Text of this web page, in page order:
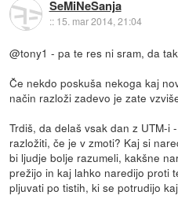
SeMiNeSanja
:: 15. mar 2014, 21:04
@tony1 - pa te res ni sram, da
Če nekdo poskuša nekoga kaj
način razloži zadevo je zate
Trdiš, da delaš vsak dan z UTM-i
razložiti, če je v zmoti? Kaj si
bi ljudje bolje razumeli, kakšne
prežijo in kaj lahko naredijo proti
pljuvati po tistih, ki se potrudijo